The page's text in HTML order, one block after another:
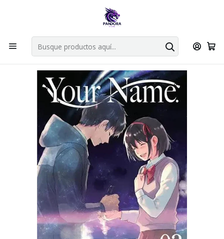
Por compras en cartas singles superiores a 49.990 el envio es
Explorar singles
Inicio Mangas YOUR NAME 03